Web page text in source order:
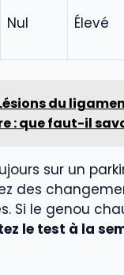
Nul Élevé
du
: que faut-il
sur un
des
Si le genou
le test à la